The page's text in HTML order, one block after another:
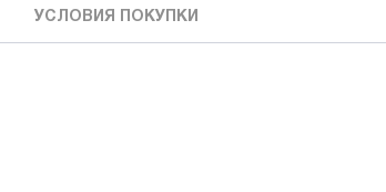
УСЛОВИЯ ПОКУПКИ